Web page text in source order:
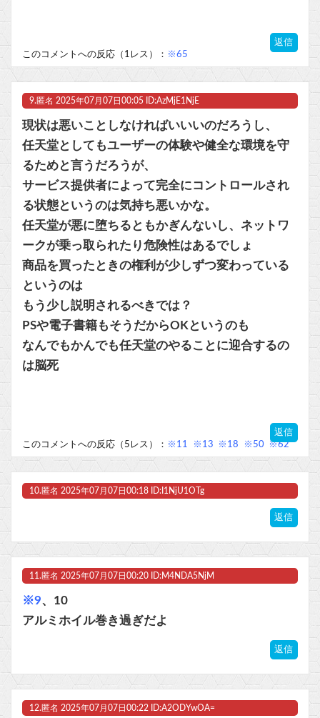
返信
このコメントへの反応（1レス）： ※65
9. 匿名 2025年07月07日00:05 ID:AzMjE1NjE
現状は悪いことしなければいいいのだろうし、
任天堂としてもユーザーの体験や健全な環境を守
るためと言うだろうが、
サービス提供者によって完全にコントロールされ
る状態というのは気持ち悪いかな。
任天堂が悪に堕ちるともかぎんないし、ネットワ
ークが乗っ取られたり危険性はあるでしょ
商品を買ったときの権利が少しずつ変わっている
というのは
もう少し説明されるべきでは？
PSや電子書籍もそうだからOKというのも
なんでもかんでも任天堂のやることに迎合するの
は脳死
返信
このコメントへの反応（5レス）： ※11 ※13 ※18 ※50 ※62
10. 匿名 2025年07月07日00:18 ID:I1NjU1OTg
返信
11. 匿名 2025年07月07日00:20 ID:M4NDA5NjM
※9、10
アルミホイル巻き過ぎだよ
返信
12. 匿名 2025年07月07日00:22 ID:A2ODYwOA=